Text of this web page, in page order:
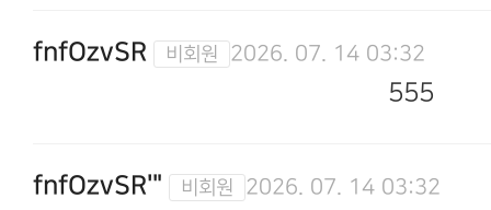
fnfOzvSR 2026. 07. 14 03:32
555
fnfOzvSR'" 2026. 07. 14 03:32